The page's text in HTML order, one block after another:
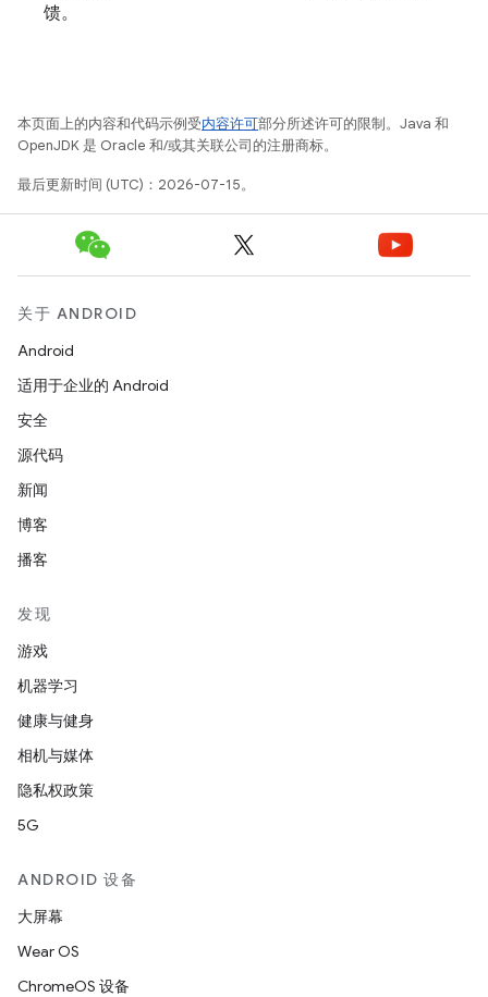
馈。
本页面上的内容和代码示例受内容许可部分所述许可的限制。Java 和
OpenJDK 是 Oracle 和/或其关联公司的注册商标。
最后更新时间 (UTC)：2026-07-15。
关于 ANDROID
Android
适用于企业的 Android
安全
源代码
新闻
博客
播客
发现
游戏
机器学习
健康与健身
相机与媒体
隐私权政策
5G
ANDROID 设备
大屏幕
Wear OS
ChromeOS 设备